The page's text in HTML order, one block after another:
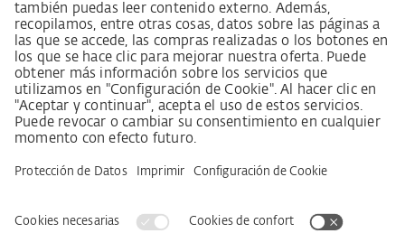
sobre el deber de diligencia en la cadena de suministro
Aviso legal
AVB / AGB
Declaración de protección de datos